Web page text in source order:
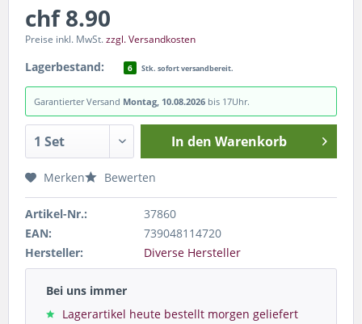
chf 8.90
Preise inkl. MwSt.zzgl. Versandkosten
Lagerbestand: 6 Stk. sofort versandbereit.
Garantierter Versand Montag, 10.08.2026 bis 17Uhr.
In den Warenkorb
Merken Bewerten
Artikel-Nr.:
37860
EAN:
739048114720
Hersteller:
Diverse Hersteller
Bei uns immer
Lagerartikel heute bestellt morgen geliefert